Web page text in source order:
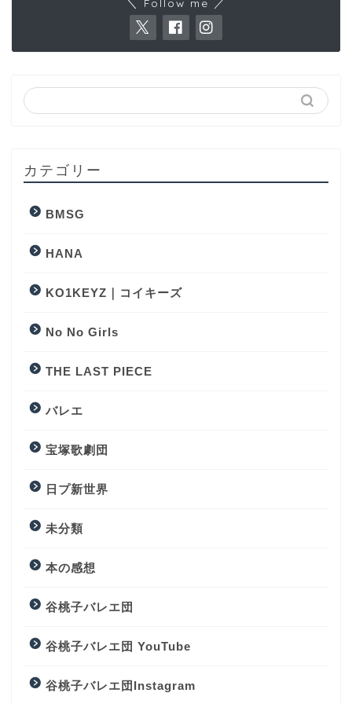
カテゴリー
BMSG
HANA
KO1KEYZ｜コイキーズ
No No Girls
THE LAST PIECE
バレエ
宝塚歌劇団
日プ新世界
未分類
本の感想
谷桃子バレエ団
谷桃子バレエ団 YouTube
谷桃子バレエ団Instagram